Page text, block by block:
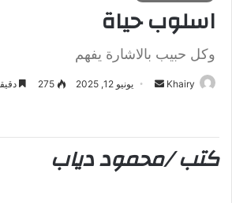
اسلوب حياة
وكل حبيب بالاشارة يفهم
Khairy
ل
ب
يونيو 12, 2025 275
كتب /محمود دياب